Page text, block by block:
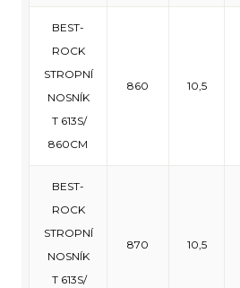
BEST-
ROCK
STROPNÍ
NOSNÍK
T 613S/
860CM
860 10,5
BEST-
ROCK
STROPNÍ
NOSNÍK
T 613S/
870 10,5